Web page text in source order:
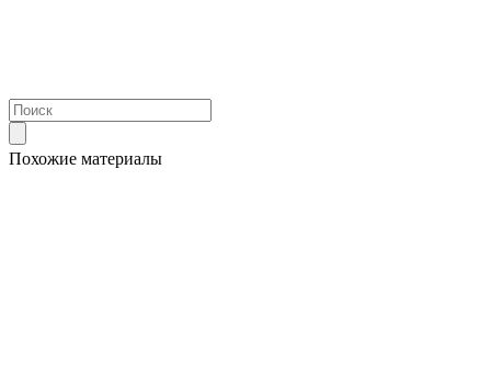
Похожие материалы